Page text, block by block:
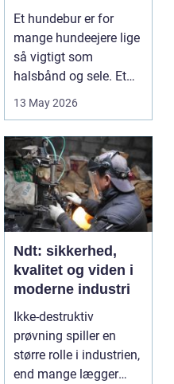
hverdag med hund
Et hundebur er for
mange hundeejere lige
så vigtigt som
halsbånd og sele. Et
godt bur gi...
13 May 2026
Ndt: sikkerhed,
kvalitet og viden i
moderne industri
Ikke-destruktiv
prøvning spiller en
større rolle i industrien,
end mange lægger